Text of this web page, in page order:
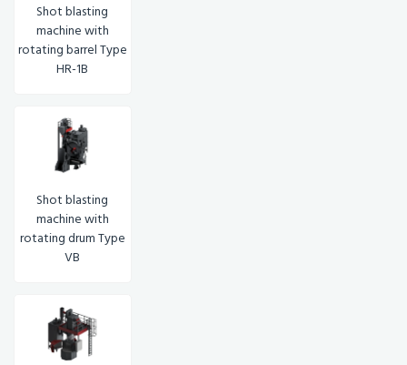
Shot blasting
machine with
rotating barrel Type
HR-1B
Shot blasting
machine with
rotating drum Type
VB